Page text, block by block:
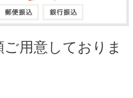
用意しておりま